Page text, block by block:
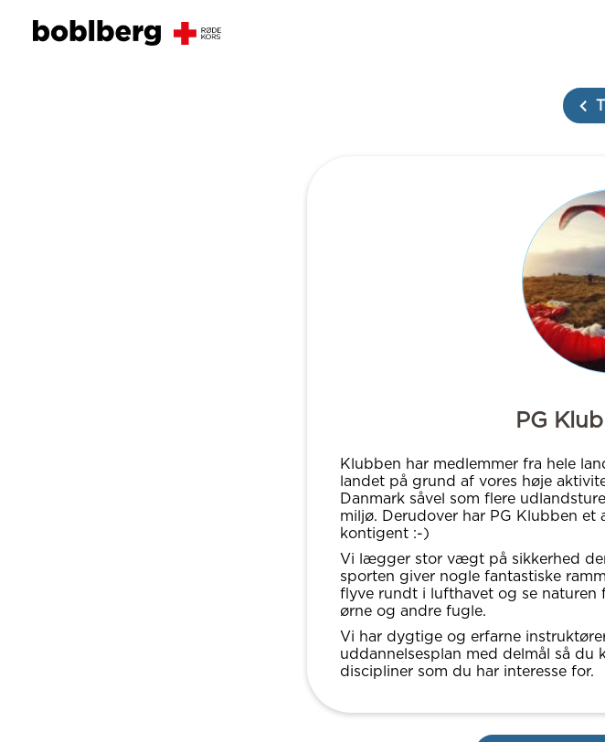
PG
Klubben har medlemmer fra hele
landet på grund af vores høje
Danmark såvel som flere
miljø. Derudover har PG Klubben
kontigent :-)
Vi lægger stor vægt på sikkerhed
sporten giver nogle fantastiske
flyve rundt i lufthavet og se naturen
ørne og andre fugle.
Vi har dygtige og erfarne
uddannelsesplan med delmål så
discipliner som du har interesse for.